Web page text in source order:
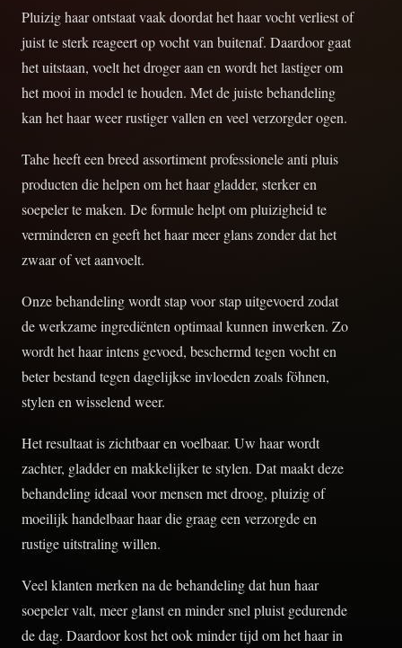
Pluizig haar ontstaat vaak doordat het haar vocht verliest of
juist te sterk reageert op vocht van buitenaf. Daardoor gaat
het uitstaan, voelt het droger aan en wordt het lastiger om
het mooi in model te houden. Met de juiste behandeling
kan het haar weer rustiger vallen en veel verzorgder ogen.
Tahe heeft een breed assortiment professionele anti pluis
producten die helpen om het haar gladder, sterker en
soepeler te maken. De formule helpt om pluizigheid te
verminderen en geeft het haar meer glans zonder dat het
zwaar of vet aanvoelt.
Onze behandeling wordt stap voor stap uitgevoerd zodat
de werkzame ingrediënten optimaal kunnen inwerken. Zo
wordt het haar intens gevoed, beschermd tegen vocht en
beter bestand tegen dagelijkse invloeden zoals föhnen,
stylen en wisselend weer.
Het resultaat is zichtbaar en voelbaar. Uw haar wordt
zachter, gladder en makkelijker te stylen. Dat maakt deze
behandeling ideaal voor mensen met droog, pluizig of
moeilijk handelbaar haar die graag een verzorgde en
rustige uitstraling willen.
Veel klanten merken na de behandeling dat hun haar
soepeler valt, meer glanst en minder snel pluist gedurende
de dag. Daardoor kost het ook minder tijd om het haar in